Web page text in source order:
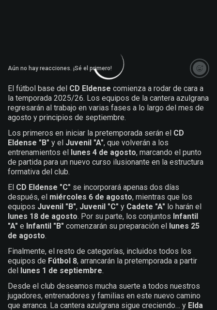
Aún no hay reacciones. ¡Sé el primero!
El fútbol base del CD Eldense comienza a rodar de cara a
la temporada 2025/26. Los equipos de la cantera azulgrana
regresarán al trabajo en varias fases a lo largo del mes de
agosto y principios de septiembre.
Los primeros en iniciar la pretemporada serán el CD
Eldense "B" y el Juvenil "A", que volverán a los
entrenamientos el lunes 4 de agosto, marcando el punto
de partida para un nuevo curso ilusionante en la estructura
formativa del club.
El CD Eldense "C" se incorporará apenas dos días
después, el miércoles 6 de agosto, mientras que los
equipos Juvenil "B", Juvenil "C" y Cadete "A" lo harán el
lunes 18 de agosto. Por su parte, los conjuntos Infantil
"A" e Infantil "B" comenzarán su preparación el lunes 25
de agosto.
Finalmente, el resto de categorías, incluidos todos los
equipos de Fútbol 8, arrancarán la pretemporada a partir
del lunes 1 de septiembre.
Desde el club deseamos mucha suerte a todos nuestros
jugadores, entrenadores y familias en este nuevo camino
que arranca. La cantera azulgrana sigue creciendo… y Elda